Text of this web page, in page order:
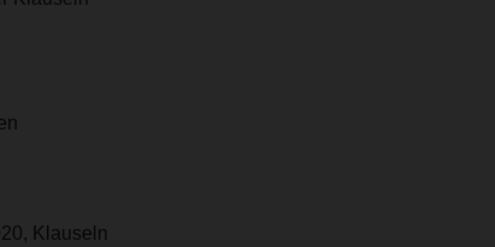
Klauseln